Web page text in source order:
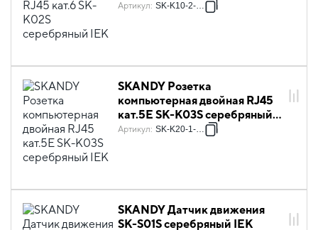
Артикул: SK-K10-2-K23
SKANDY Розетка
компьютерная двойная RJ45
кат.5E SK-K03S серебряный
IEK
Артикул: SK-K20-1-K23
SKANDY Датчик движения
SK-S01S серебряный IEK